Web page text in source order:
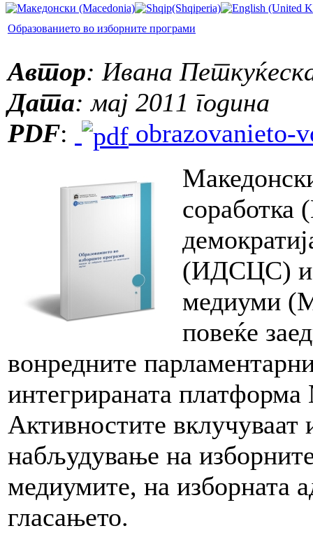
Образованието во изборните програми
Автор: Ивана
Дата: мај 2011 година
PDF:
obrazovanieto-
(ИДСЦС) и
медиуми
повеќе
вонредните
интегрираната
Активностите
набљудување на
медиумите, на изборната
гласањето.